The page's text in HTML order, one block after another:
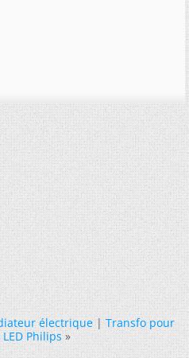
électrique|Transfo pour
Philips »